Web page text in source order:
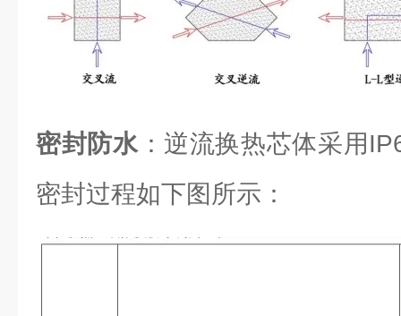
密封防水：逆流换热芯体采用
密封过程如下图所示：